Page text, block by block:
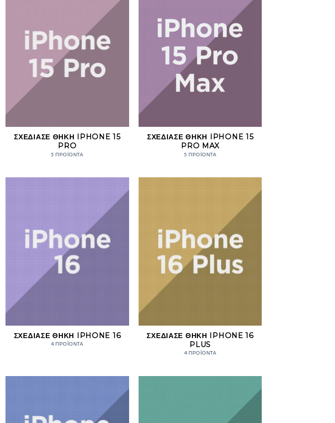
ΣΧΕΔΊΑΣΕ ΘΉΚΗ IPHONE 15
PRO
5 ΠΡΟΪΌΝΤΑ
ΣΧΕΔΊΑΣΕ ΘΉΚΗ IPHONE 15
PRO MAX
5 ΠΡΟΪΌΝΤΑ
ΣΧΕΔΊΑΣΕ ΘΉΚΗ IPHONE 16
4 ΠΡΟΪΌΝΤΑ
ΣΧΕΔΊΑΣΕ ΘΉΚΗ IPHONE 16
PLUS
4 ΠΡΟΪΌΝΤΑ